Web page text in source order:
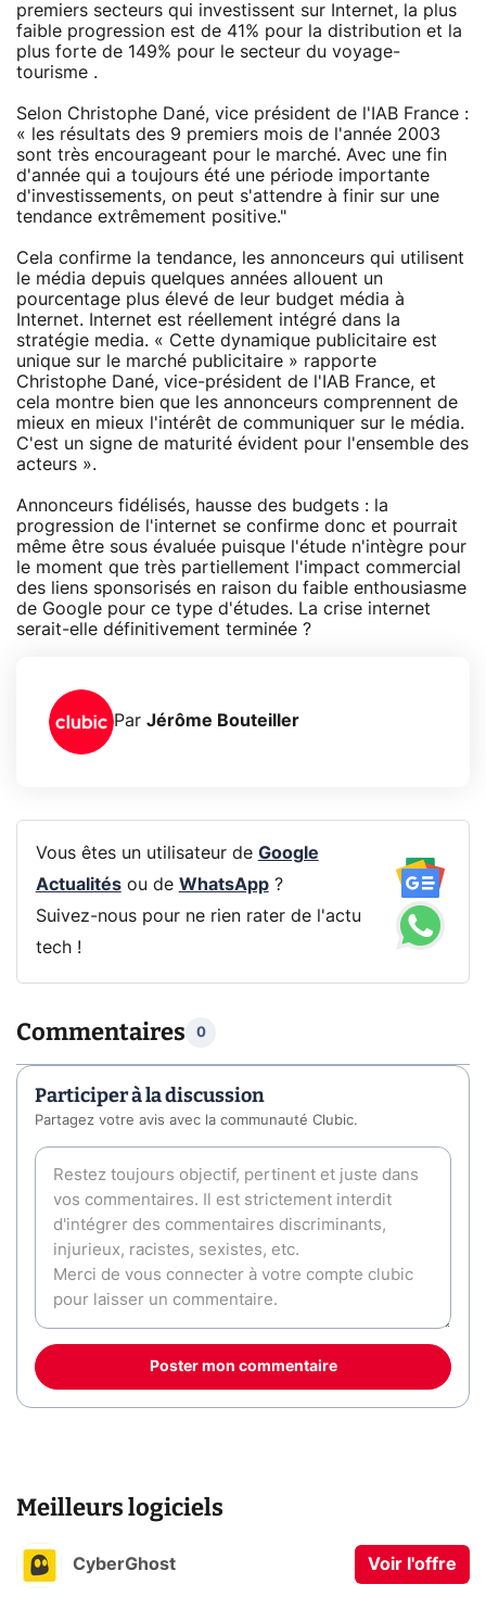
premiers secteurs qui investissent sur Internet, la plus
faible progression est de 41% pour la distribution et la
plus forte de 149% pour le secteur du voyage-
tourisme .
Selon Christophe Dané, vice président de l'IAB France :
« les résultats des 9 premiers mois de l'année 2003
sont très encourageant pour le marché. Avec une fin
d'année qui a toujours été une période importante
d'investissements, on peut s'attendre à finir sur une
tendance extrêmement positive."
Cela confirme la tendance, les annonceurs qui utilisent
le média depuis quelques années allouent un
pourcentage plus élevé de leur budget média à
Internet. Internet est réellement intégré dans la
stratégie media. « Cette dynamique publicitaire est
unique sur le marché publicitaire » rapporte
Christophe Dané, vice-président de l'IAB France, et
cela montre bien que les annonceurs comprennent de
mieux en mieux l'intérêt de communiquer sur le média.
C'est un signe de maturité évident pour l'ensemble des
acteurs ».
Annonceurs fidélisés, hausse des budgets : la
progression de l'internet se confirme donc et pourrait
même être sous évaluée puisque l'étude n'intègre pour
le moment que très partiellement l'impact commercial
des liens sponsorisés en raison du faible enthousiasme
de Google pour ce type d'études. La crise internet
serait-elle définitivement terminée ?
Par Jérôme Bouteiller
Vous êtes un utilisateur de Google
Actualitésou de WhatsApp?
Suivez-nous pour ne rien rater de l'actu
tech !
Commentaires 0
Participer à la discussion
Partagez votre avis avec la communauté Clubic.
Poster mon commentaire
Meilleurs logiciels
CyberGhost Voir l'offre